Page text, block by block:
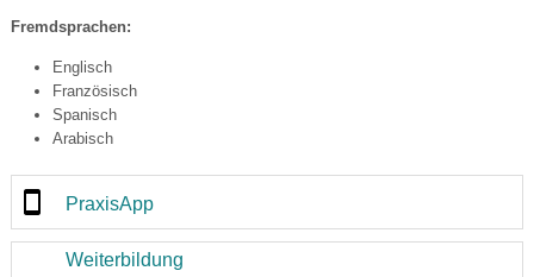
Fremdsprachen:
Englisch
Französisch
Spanisch
Arabisch
PraxisApp
Weiterbildung